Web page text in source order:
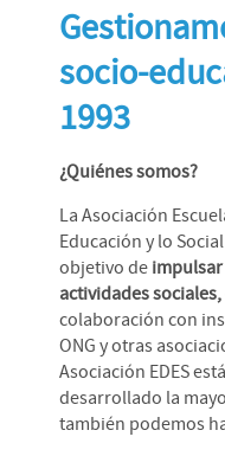
socio-
1993
¿Quiénes somos?
La Asociación
Educación y lo
objetivo de
actividades
colaboración con
ONG y otras
Asociación EDES
desarrollado la
también podemos